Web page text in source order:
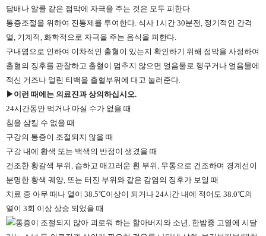
담배나 알콜 같은 점막에 자극을 주는 것은 모두 피한다.
통증조절을 위하여 진통제를 투여한다. 식사 1시간 30분전, 정기적인 간격
열, 기계적, 화학적으로 자극을 주는 음식을 피한다.
구내염으로 인하여 이차적인 출혈이 있는지 확인하기 위해 점막을 사정하여
출혈의 징후를 관찰하고 출혈이 멈추지 않으면 얼음물로 헹구거나 얼음물에
적신 거즈나 얼린 티백을 출혈부위에 대고 눌러준다.
▶이런 때에는 의료진과 상의하십시오.
24시간동안 먹거나 마실 수가 없을 때
침을 삼킬 수 없을 때
구강의 통증이 조절되지 않을 때
구강 내에 황색 또는 백색의 반점이 생겼을 때
건조한 황갈색 부위, 습하고 매끄러운 흰 부위, 무통으로 건조하며 경계선이
분명한 황색 궤양, 또는 터진 부위와 같은 감염의 징후가 보일 때
치료 중 아무 때나 열이 38.5℃이상이 되거나 24시간 내에 적어도 38.0℃의
열이 3회 이상 상승 되었을 때